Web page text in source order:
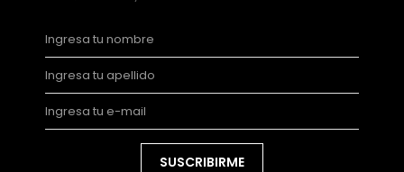
SUSCRIBIRME